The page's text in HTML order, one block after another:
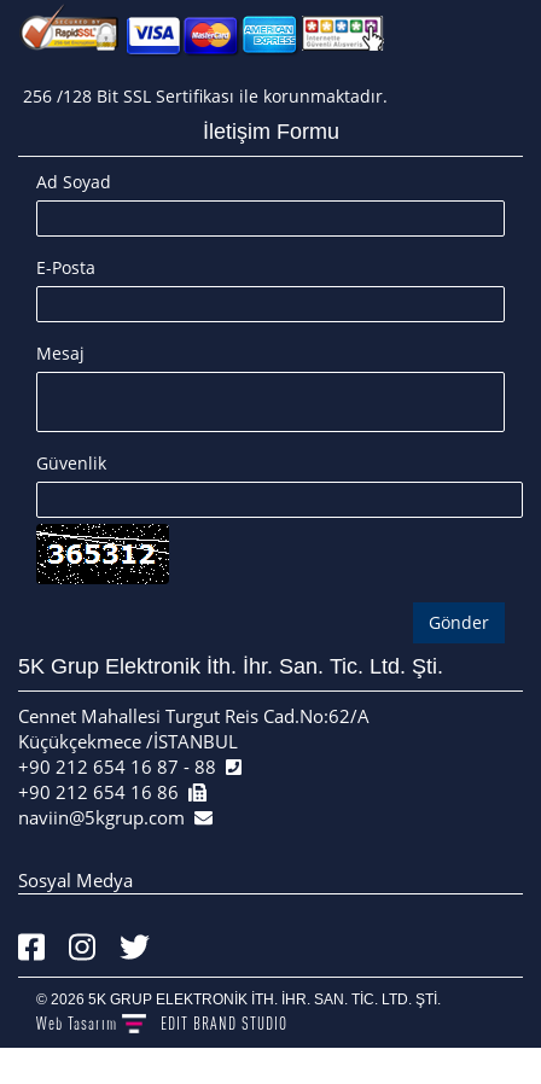
256 /128 Bit SSL Sertifikası ile korunmaktadır.
İletişim Formu
Ad Soyad
E-Posta
Mesaj
Güvenlik
5K Grup Elektronik İth. İhr. San. Tic. Ltd. Şti.
Cennet Mahallesi Turgut Reis Cad.No:62/A
Küçükçekmece /İSTANBUL
+90 212 654 16 87 - 88
+90 212 654 16 86
naviin@5kgrup.com
Sosyal Medya
© 2026 5K GRUP ELEKTRONİK İTH. İHR. SAN. TİC. LTD. ŞTİ.
Web Tasarım EDIT BRAND STUDIO